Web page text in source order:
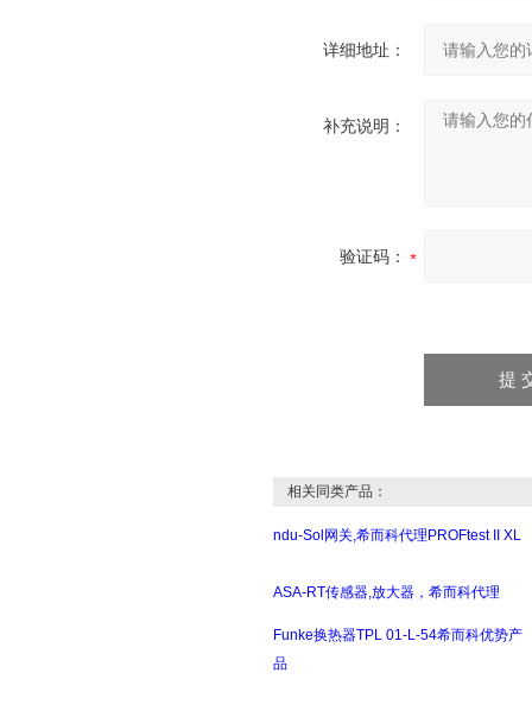
详细地址：
补充说明：
验证码：
相关同类产品：
ndu-Sol网关,希而科代理PROFtest II XL
ASA-RT传感器,放大器，希而科代理
Funke换热器TPL 01-L-54希而科优势产
品